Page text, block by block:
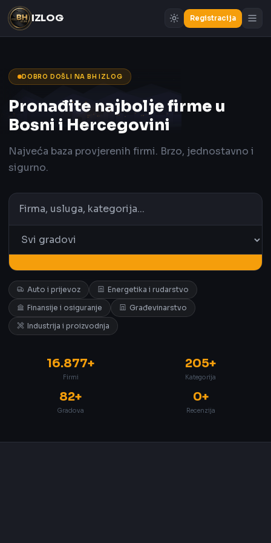
IZLOG Registracija
DOBRO DOŠLI NA BH IZLOG
Pronađite najbolje firme u
Bosni i Hercegovini
Najveća baza provjerenih firmi. Brzo, jednostavno i
sigurno.
Auto i prijevoz
Energetika i rudarstvo
Finansije i osiguranje
Građevinarstvo
Industrija i proizvodnja
16.877+
Firmi
205+
Kategorija
82+
Gradova
0+
Recenzija